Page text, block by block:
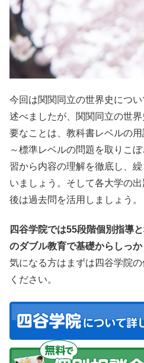
今回は関関同立の世界史につ
述べましたが、関関同立の世
要なことは、教科書レベルの
～標準レベルの問題を取りこ
習から内容の理解を徹底し、
いましょう。そして各大学の
後は過去問を活用しましょう。
四谷学院では55段階個別指導
のダブル教育で基礎からしっか
気になる方はまずは四谷学院
ください。